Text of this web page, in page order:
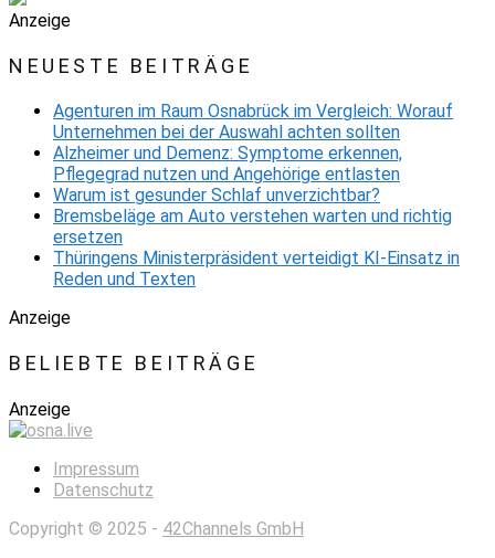
Anzeige
NEUESTE BEITRÄGE
Agenturen im Raum Osnabrück im Vergleich: Worauf
Unternehmen bei der Auswahl achten sollten
Alzheimer und Demenz: Symptome erkennen,
Pflegegrad nutzen und Angehörige entlasten
Warum ist gesunder Schlaf unverzichtbar?
Bremsbeläge am Auto verstehen warten und richtig
ersetzen
Thüringens Ministerpräsident verteidigt KI-Einsatz in
Reden und Texten
Anzeige
BELIEBTE BEITRÄGE
Anzeige
Impressum
Datenschutz
Copyright © 2025 - 42Channels GmbH